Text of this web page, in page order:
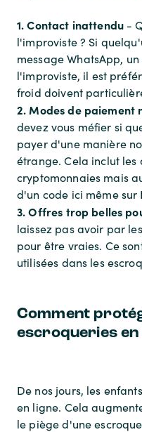
1. Contact inattendu -
l'improviste ? Si
message WhatsApp,
l'improviste, il est
froid doivent
2. Modes de paiement
devez vous méfier si
payer d'une manière
étrange. Cela inclut
cryptomonnaies mais
d'un code ici même sur
3. Offres trop belles
laissez pas avoir par
pour être vraies. Ce
utilisées dans les
Comment
escroqueries en
De nos jours, les
en ligne. Cela
le piège d'une